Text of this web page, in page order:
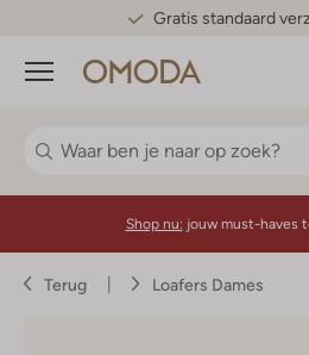
Gratis standaard
Menu
Shop nu: jouw must-haves
Terug Loafers Dames